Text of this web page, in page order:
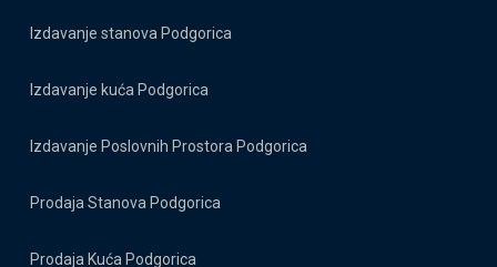
Izdavanje stanova Podgorica
Izdavanje kuća Podgorica
Izdavanje Poslovnih Prostora Podgorica
Prodaja Stanova Podgorica
Prodaja Kuća Podgorica